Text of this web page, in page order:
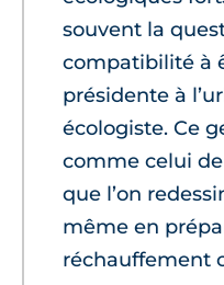
souvent la
compatibilité à
présidente à
écologiste. Ce
comme celui
que l’on
même en
réchauffement